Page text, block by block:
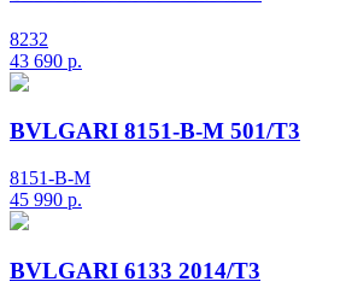
8232
43 690 р.
BVLGARI 8151-B-M 501/T3
8151-B-M
45 990 р.
BVLGARI 6133 2014/T3